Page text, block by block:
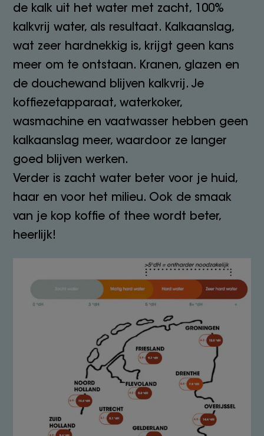
de kalk uit het water met zacht, 100%
kalkvrij water, als resultaat. Kalkaanslag,
wat zeer hardnekkig is, krijgt geen kans
meer om te ontstaan. Kranen, glazen en
de douchewand blijven kalkvrij. Je
koffiezetapparaat, waterkoker,
wasmachine en vaatwasser hebben geen
kalkaanslag meer, waardoor ze langer
goed blijven werken.
Verder is zacht water beter voor je huid,
haar en voor het milieu. Ook de smaak
van je kop koffie of thee wordt beter,
heerlijk!